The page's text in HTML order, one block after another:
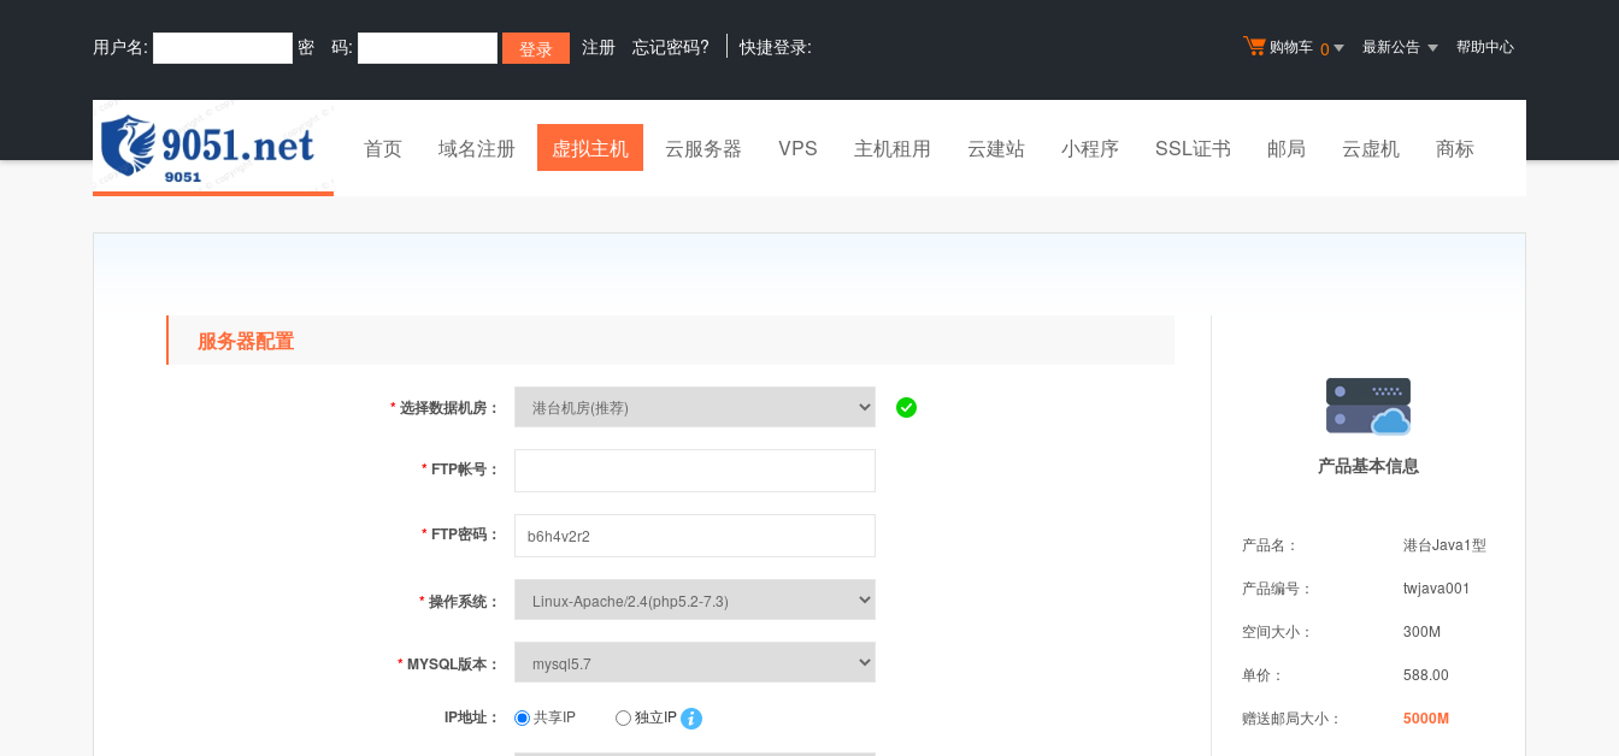
购物车 0 最新公告 帮助中心
用户名: 密 码: 注册 忘记密码? 快捷登录:
首页 域名注册 虚拟主机 云服务器 VPS 主机租用 云建站 小程序 SSL证书 邮局 云虚机 商标
产品基本信息
产品名： 港台Java1型
产品编号： twjava001
空间大小： 300M
单价： 588.00
赠送邮局大小： 5000M
服务器配置
*选择数据机房：
* FTP帐号：
* FTP密码：
*操作系统：
*MYSQL版本：
IP地址： 共享IP 独立IP